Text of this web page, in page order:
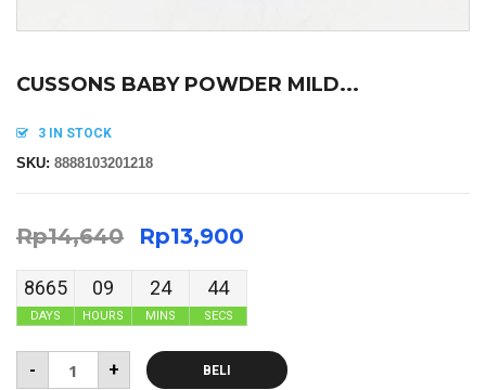
CUSSONS BABY POWDER MILD...
3 IN STOCK
SKU: 8888103201218
Rp14,640 Rp13,900
8665
DAYS
09
HOURS
24
MINS
44
SECS
- + BELI